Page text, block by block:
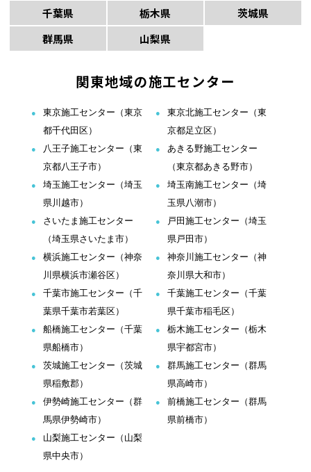
千葉県
栃木県
茨城県
群馬県
山梨県
関東地域の施工センター
東京施工センター（東京
都千代田区）
東京北施工センター（東
京都足立区）
八王子施工センター（東
京都八王子市）
あきる野施工センター
（東京都あきる野市）
埼玉施工センター（埼玉
県川越市）
埼玉南施工センター（埼
玉県八潮市）
さいたま施工センター
（埼玉県さいたま市）
戸田施工センター（埼玉
県戸田市）
横浜施工センター（神奈
川県横浜市瀬谷区）
神奈川施工センター（神
奈川県大和市）
千葉市施工センター（千
葉県千葉市若葉区）
千葉施工センター（千葉
県千葉市稲毛区）
船橋施工センター（千葉
県船橋市）
栃木施工センター（栃木
県宇都宮市）
茨城施工センター（茨城
県稲敷郡）
群馬施工センター（群馬
県高崎市）
伊勢崎施工センター（群
馬県伊勢崎市）
前橋施工センター（群馬
県前橋市）
山梨施工センター（山梨
県中央市）